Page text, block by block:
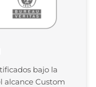
bajo la
alcance Custom